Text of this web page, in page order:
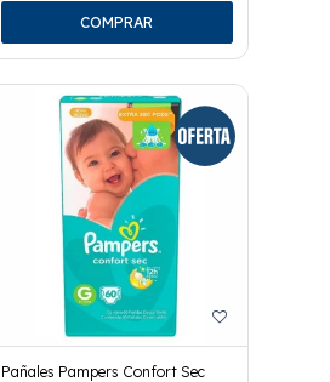
Pañales Pampers Confort Sec